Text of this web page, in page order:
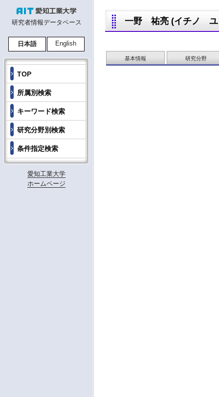
研究者情報データベース
日本語 English
TOP
所属別検索
キーワード検索
研究分野別検索
条件指定検索
愛知工業大学
ホームページ
一野 祐亮 (イチノ ユ
基本情報 研究分野